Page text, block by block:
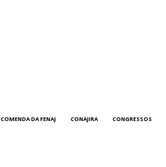
COMENDA DA FENAJ CONAJIRA CONGRESSOS